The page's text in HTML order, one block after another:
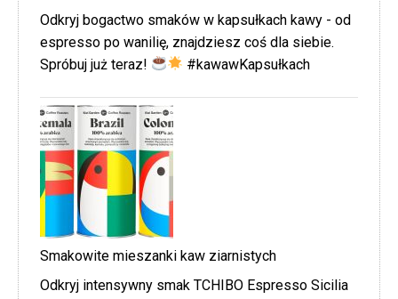
Odkryj bogactwo smaków w kapsułkach kawy - od
espresso po wanilię, znajdziesz coś dla siebie.
Spróbuj już teraz!
#kawawKapsułkach
Smakowite mieszanki kaw ziarnistych
Odkryj intensywny smak TCHIBO Espresso Sicilia